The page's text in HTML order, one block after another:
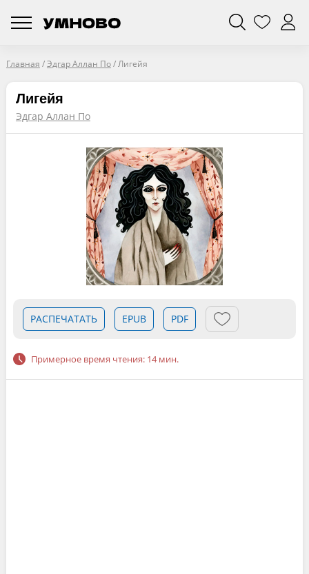
Главная /Эдгар Аллан По/Лигейя
Лигейя
Эдгар Аллан По
РАСПЕЧАТАТЬ EPUB PDF
Примерное время чтения: 14 мин.